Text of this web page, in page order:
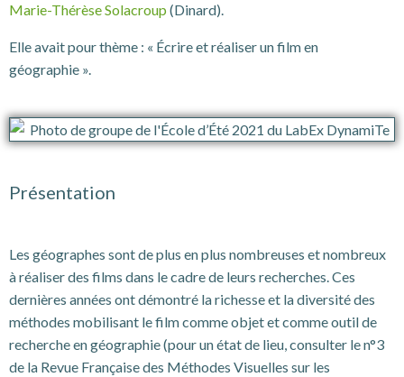
Marie-Thérèse Solacroup (Dinard).
Elle avait pour thème : « Écrire et réaliser un film en
géographie ».
Présentation
Les géographes sont de plus en plus nombreuses et nombreux
à réaliser des films dans le cadre de leurs recherches. Ces
dernières années ont démontré la richesse et la diversité des
méthodes mobilisant le film comme objet et comme outil de
recherche en géographie (pour un état de lieu, consulter le n°3
de la Revue Française des Méthodes Visuelles sur les